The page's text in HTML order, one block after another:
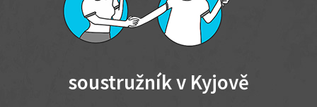
soustružník v Kyjově